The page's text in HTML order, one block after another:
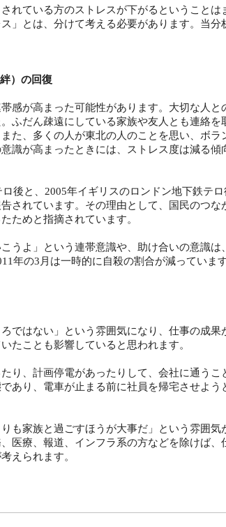
れている方のストレスが下がるということは
」とは、分けて考える必要があります。当分
）の回復
感が高まった可能性があります。大切な人と
ふだん疎遠にしている家族や友人とも連絡を
た、多くの人が東北の人のことを思い、ボラ
識が高まったときには、ストレス度は減る傾
後と、2005年イギリスのロンドン地下鉄テロ
されています。その理由として、国民のつな
ためと指摘されています。
うよ」という連帯意識や、助け合いの意識は
年の3月は一時的に自殺の割合が減っていま
ではない」という雰囲気になり、仕事の成果
たことも影響していると思われます。
り、計画停電があったりして、会社に通うこ
あり、電車が止まる前に社員を帰宅させよう
も家族と過ごすほうが大事だ」という雰囲気
医療、報道、インフラ系の方などを除けば、
えられます。